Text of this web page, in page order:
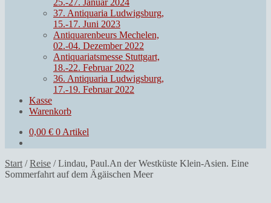
25.-27. Januar 2024
37. Antiquaria Ludwigsburg,
15.-17. Juni 2023
Antiquarenbeurs Mechelen,
02.-04. Dezember 2022
Antiquariatsmesse Stuttgart,
18.-22. Februar 2022
36. Antiquaria Ludwigsburg,
17.-19. Februar 2022
Kasse
Warenkorb
0,00 € 0 Artikel
Start /Reise /Lindau, Paul.An der Westküste Klein-Asien. Eine
Sommerfahrt auf dem Ägäischen Meer